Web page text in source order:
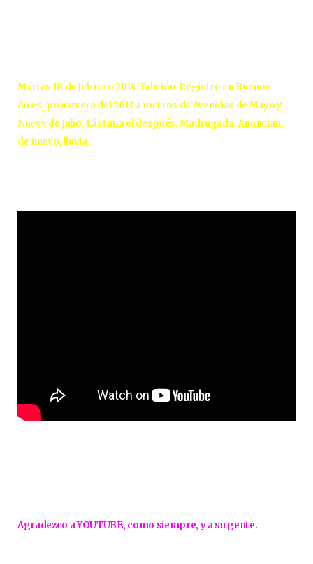
Martes 18 de febrero 2014. Edición. Registro en Buenos
Aires, primavera del 2013 a metros de Avenidas de Mayo y
Nueve de Julio. Lástima el después. Madrugada. Anuncian,
de nuevo, lluvia.
Agradezco a YOUTUBE, como siempre, y a su gente.